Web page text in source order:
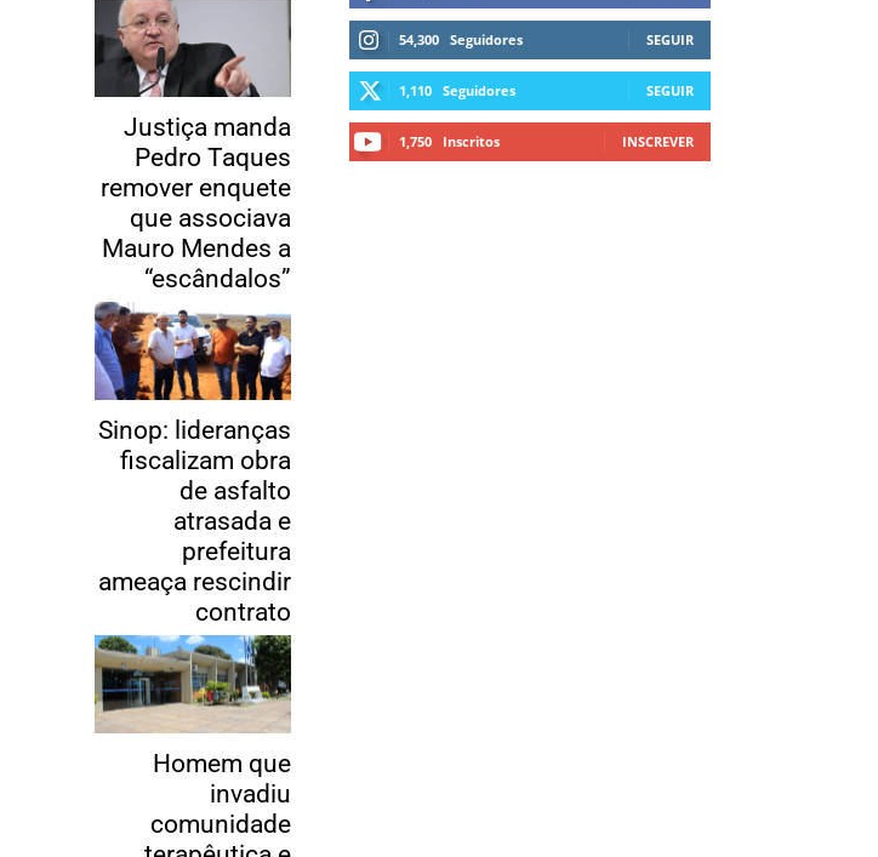
Justiça manda
Pedro Taques
remover enquete
que associava
Mauro Mendes a
“escândalos”
Sinop: lideranças
fiscalizam obra
de asfalto
atrasada e
prefeitura
ameaça rescindir
contrato
Homem que
invadiu
comunidade
54,300 Seguidores SEGUIR
1,110 Seguidores SEGUIR
1,750 Inscritos INSCREVER